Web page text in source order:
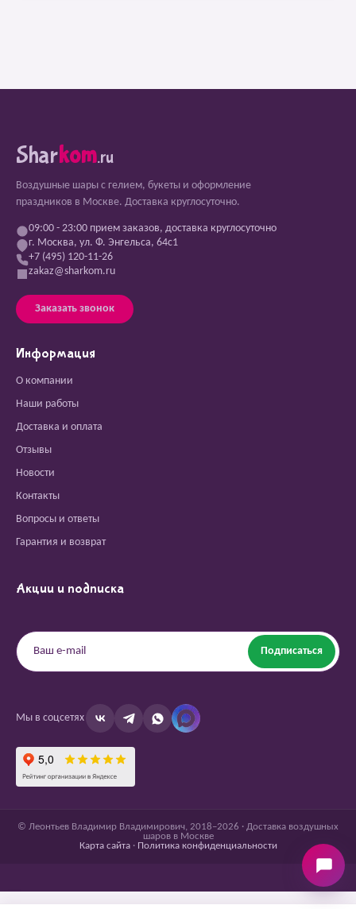
Sharkom.ru
Воздушные шары с гелием, букеты и оформление
праздников в Москве. Доставка круглосуточно.
09:00 - 23:00 прием заказов, доставка круглосуточно
г. Москва, ул. Ф. Энгельса, 64с1
+7 (495) 120-11-26
zakaz@sharkom.ru
Заказать звонок
Информация
О компании
Наши работы
Доставка и оплата
Отзывы
Новости
Контакты
Вопросы и ответы
Гарантия и возврат
Акции и подписка
Подписаться
Мы в соцсетях
© Леонтьев Владимир Владимирович, 2018–2026 · Доставка воздушных
шаров в Москве
Карта сайта· Политика конфиденциальности